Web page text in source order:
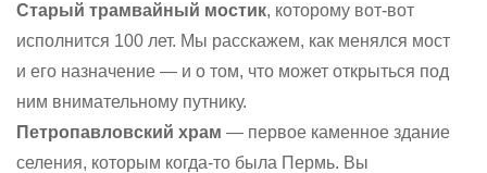
Старый трамвайный мостик, которому вот-вот
исполнится 100 лет. Мы расскажем, как менялся мост
и его назначение — и о том, что может открыться под
ним внимательному путнику.
Петропавловский храм — первое каменное здание
селения, которым когда-то была Пермь. Вы